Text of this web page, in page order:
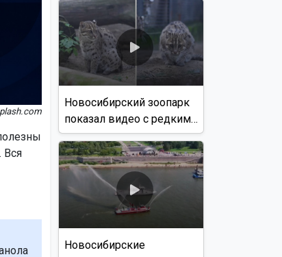
Вся
с использованием ИИ
Новосибирский зоопарк
показал видео с редким
виверровым котом
Новосибирские